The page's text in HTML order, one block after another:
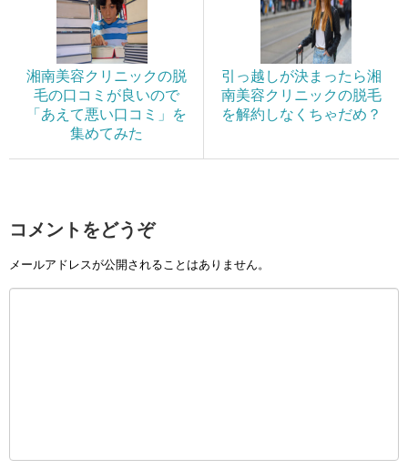
湘南美容クリニックの脱
毛の口コミが良いので
「あえて悪い口コミ」を
集めてみた
引っ越しが決まったら湘
南美容クリニックの脱毛
を解約しなくちゃだめ？
コメントをどうぞ
メールアドレスが公開されることはありません。